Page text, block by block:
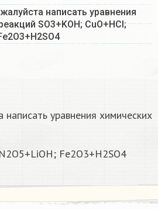
написать уравнения
SO3+KOH; CuO+HCI;
уравнения химических
Fe2O3+H2SO4